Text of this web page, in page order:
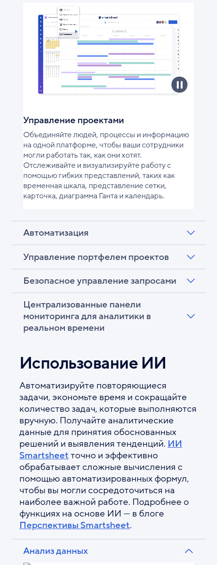
Управление проектами
Объединяйте людей, процессы и информацию
на одной платформе, чтобы ваши сотрудники
могли работать так, как они хотят.
Отслеживайте и визуализируйте работу с
помощью гибких представлений, таких как
временная шкала, представление сетки,
карточка, диаграмма Ганта и календарь.
Автоматизация
Управление портфелем проектов
Безопасное управление запросами
Централизованные панели
мониторинга для аналитики в
реальном времени
Использование ИИ
Автоматизируйте повторяющиеся
задачи, экономьте время и сокращайте
количество задач, которые выполняются
вручную. Получайте аналитические
данные для принятия обоснованных
решений и выявления тенденций. ИИ
Smartsheetточно и эффективно
обрабатывает сложные вычисления с
помощью автоматизированных формул,
чтобы вы могли сосредоточиться на
наиболее важной работе. Подробнее о
функциях на основе ИИ — в блоге
Перспективы Smartsheet.
Анализ данных